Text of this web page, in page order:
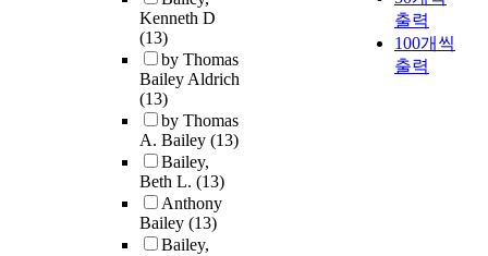
Kenneth D
(13)
by Thomas
Bailey Aldrich
(13)
by Thomas
A. Bailey (13)
Bailey,
Beth L. (13)
Anthony
Bailey (13)
Bailey,
출력
100개씩
출력